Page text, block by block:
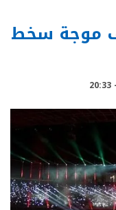
موجة سخط